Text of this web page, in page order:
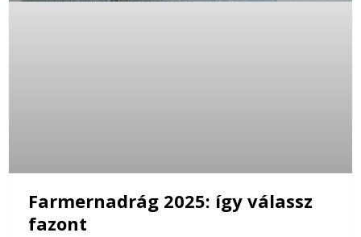
Farmernadrág 2025: így válassz
fazont